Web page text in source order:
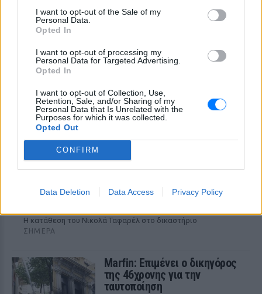
I want to opt-out of the Sale of my
Personal Data.
Opted In
I want to opt-out of processing my
Personal Data for Targeted Advertising.
Opted In
I want to opt-out of Collection, Use,
Retention, Sale, and/or Sharing of my
Personal Data that Is Unrelated with the
Purposes for which it was collected.
Opted Out
CONFIRM
Data Deletion Data Access Privacy Policy
Η απάντηση της Ιταλίας στην
Ισπανία
Αμετάπειστη παραμένει η ιταλική
κυβέρνηση
από το κρεβάτι και είχε παραιτηθεί» – Τι
Η κατάθεση του Νικολά Ταφαρέλ στο δικαστήριο
ΣΉΜΕΡΑ
Marfin: Επιμένει ο δικηγόρος
της 46χρονης για την
ταυτοποίηση